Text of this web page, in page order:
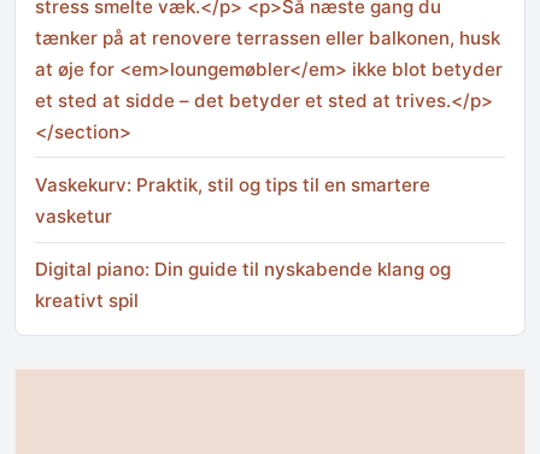
stress smelte væk.</p> <p>Så næste gang du
tænker på at renovere terrassen eller balkonen, husk
at øje for <em>loungemøbler</em> ikke blot betyder
et sted at sidde – det betyder et sted at trives.</p>
</section>
Vaskekurv: Praktik, stil og tips til en smartere
vasketur
Digital piano: Din guide til nyskabende klang og
kreativt spil